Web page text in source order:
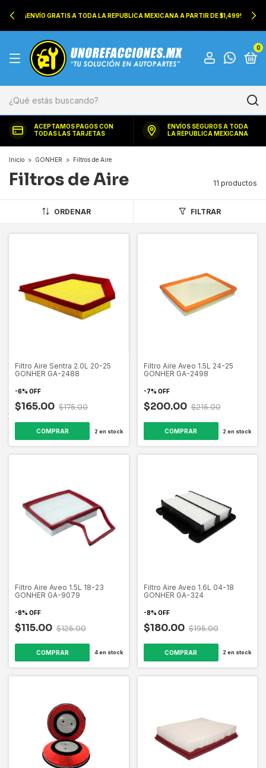
¡ENVÍO GRATIS A TODA LA REPUBLICA MEXICANA A PARTIR DE $1,499!
0
ACEPTAMOS PAGOS CON
TODAS LAS TARJETAS
ENVÍOS SEGUROS A TODA
LA REPUBLICA MEXICANA
Inicio > GONHER > Filtros de Aire
Filtros de Aire 11 productos
ORDENAR FILTRAR
Filtro Aire Sentra 2.0L 20-25
GONHER GA-2488
-6% OFF
$165.00 $175.00
2 en stock
Filtro Aire Aveo 1.5L 24-25
GONHER GA-2498
-7% OFF
$200.00 $215.00
2 en stock
Filtro Aire Aveo 1.5L 18-23
GONHER GA-9079
-8% OFF
$115.00 $125.00
4en stock
Filtro Aire Aveo 1.6L 04-18
GONHER GA-324
-8% OFF
$180.00 $195.00
2 en stock